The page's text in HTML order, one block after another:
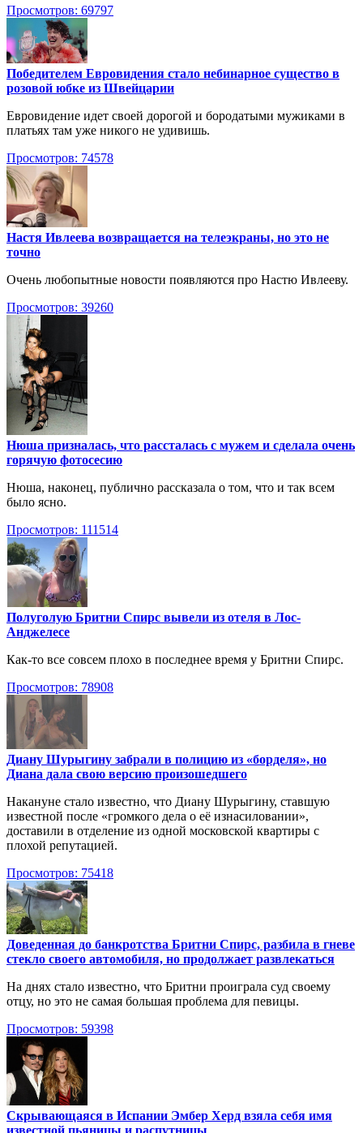
Просмотров: 69797
Победителем Евровидения стало небинарное существо в
розовой юбке из Швейцарии
Евровидение идет своей дорогой и бородатыми мужиками в
платьях там уже никого не удивишь.
Просмотров: 74578
Настя Ивлеева возвращается на телеэкраны, но это не
точно
Очень любопытные новости появляются про Настю Ивлееву.
Просмотров: 39260
Нюша призналась, что рассталась с мужем и сделала очень
горячую фотосесию
Нюша, наконец, публично рассказала о том, что и так всем
было ясно.
Просмотров: 111514
Полуголую Бритни Спирс вывели из отеля в Лос-
Анджелесе
Как-то все совсем плохо в последнее время у Бритни Спирс.
Просмотров: 78908
Диану Шурыгину забрали в полицию из «борделя», но
Диана дала свою версию произошедшего
Накануне стало известно, что Диану Шурыгину, ставшую
известной после «громкого дела о её изнасиловании»,
доставили в отделение из одной московской квартиры с
плохой репутацией.
Просмотров: 75418
Доведенная до банкротства Бритни Спирс, разбила в гневе
стекло своего автомобиля, но продолжает развлекаться
На днях стало известно, что Бритни проиграла суд своему
отцу, но это не самая большая проблема для певицы.
Просмотров: 59398
Скрывающаяся в Испании Эмбер Херд взяла себя имя
известной пьяницы и распутницы